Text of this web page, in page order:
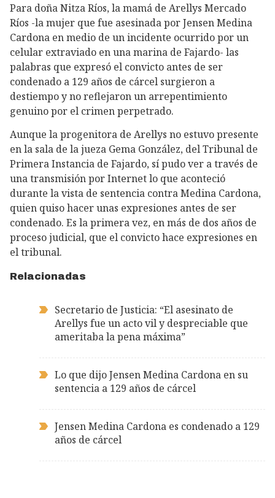
Para doña Nitza Ríos, la mamá de Arellys Mercado
Ríos -la mujer que fue asesinada por Jensen Medina
Cardona en medio de un incidente ocurrido por un
celular extraviado en una marina de Fajardo- las
palabras que expresó el convicto antes de ser
condenado a 129 años de cárcel surgieron a
destiempo y no reflejaron un arrepentimiento
genuino por el crimen perpetrado.
Aunque la progenitora de Arellys no estuvo presente
en la sala de la jueza Gema González, del Tribunal de
Primera Instancia de Fajardo, sí pudo ver a través de
una transmisión por Internet lo que aconteció
durante la vista de sentencia contra Medina Cardona,
quien quiso hacer unas expresiones antes de ser
condenado. Es la primera vez, en más de dos años de
proceso judicial, que el convicto hace expresiones en
el tribunal.
Relacionadas
Secretario de Justicia: “El asesinato de
Arellys fue un acto vil y despreciable que
ameritaba la pena máxima”
Lo que dijo Jensen Medina Cardona en su
sentencia a 129 años de cárcel
Jensen Medina Cardona es condenado a 129
años de cárcel